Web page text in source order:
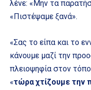
λένε: «Μην τα
«Πιστέψαμε ξανά».
«Σας το είπα και το
κάνουμε μαζί την
πλειοψηφία στον
«τώρα χτίζουμε την